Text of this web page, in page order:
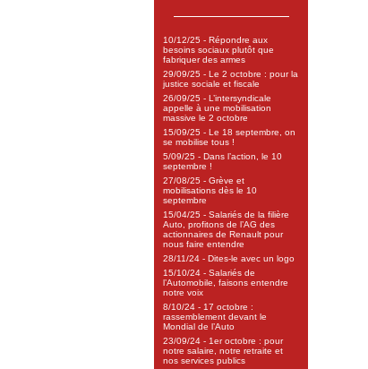
10/12/25 - Répondre aux
besoins sociaux plutôt que
fabriquer des armes
29/09/25 - Le 2 octobre : pour la
justice sociale et fiscale
26/09/25 - L’intersyndicale
appelle à une mobilisation
massive le 2 octobre
15/09/25 - Le 18 septembre, on
se mobilise tous !
5/09/25 - Dans l’action, le 10
septembre !
27/08/25 - Grève et
mobilisations dès le 10
septembre
15/04/25 - Salariés de la filière
Auto, profitons de l’AG des
actionnaires de Renault pour
nous faire entendre
28/11/24 - Dites-le avec un logo
15/10/24 - Salariés de
l’Automobile, faisons entendre
notre voix
8/10/24 - 17 octobre :
rassemblement devant le
Mondial de l’Auto
23/09/24 - 1er octobre : pour
notre salaire, notre retraite et
nos services publics